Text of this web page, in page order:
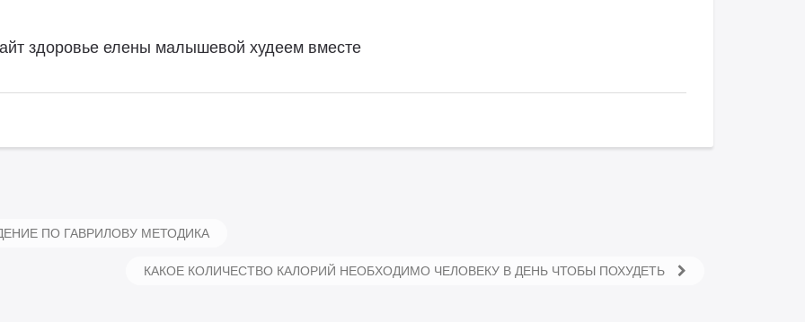
айт здоровье елены малышевой худеем вместе
ПО ГАВРИЛОВУ МЕТОДИКА
КАКОЕ КОЛИЧЕСТВО КАЛОРИЙ НЕОБХОДИМО ЧЕЛОВЕКУ В ДЕНЬ ЧТОБЫ ПОХУДЕТЬ